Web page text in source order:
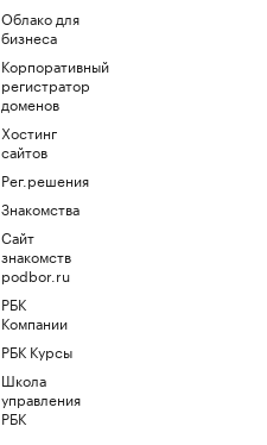
Облако для
бизнеса
Корпоративный
регистратор
доменов
Хостинг
сайтов
Рег.решения
Знакомства
Сайт
знакомств
podbor.ru
РБК
Компании
РБК Курсы
Школа
управления
РБК